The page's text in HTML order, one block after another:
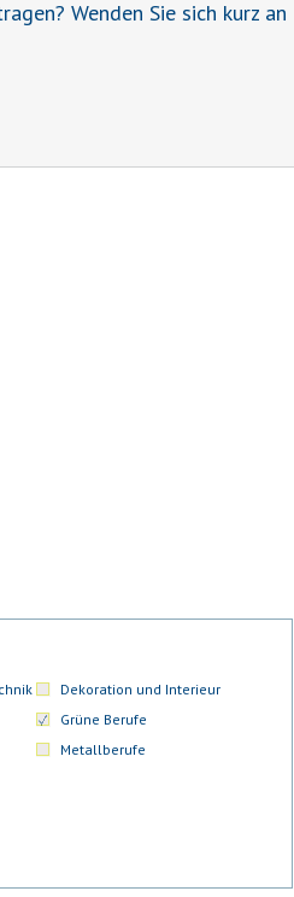
Wenden Sie sich kurz an
Dekoration und Interieur
Grüne Berufe
Metallberufe